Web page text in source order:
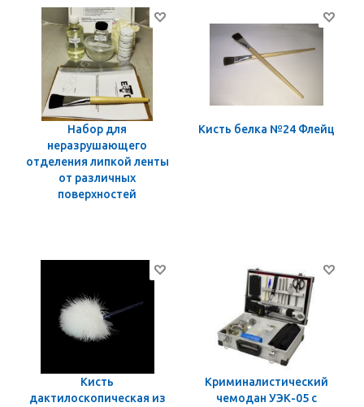
Набор для
неразрушающего
отделения липкой ленты
от различных
поверхностей
Кисть белка №24 Флейц
Кисть
дактилоскопическая из
Криминалистический
чемодан УЭК-05 с